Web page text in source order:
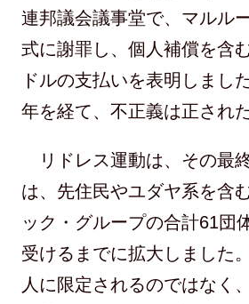
連邦議会議事堂で、マルル
式に謝罪し、個人補償を含
ドルの支払いを表明しまし
年を経て、不正義は正され
リドレス運動は、その最
は、先住民やユダヤ系を含
ック・グループの合計61団
受けるまでに拡大しました
人に限定されるのではなく